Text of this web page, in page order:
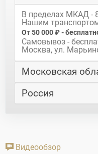
В пределах МКАД -
Нашим
От 50 000 ₽ -
Самовывоз -
Москва, ул.
Московская
Россия
Видеообзор